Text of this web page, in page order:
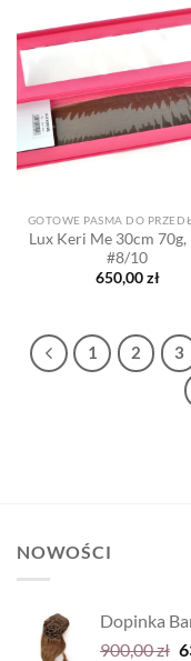
Lux Keri Me 30cm
#8/10
650,00zł
1 2 3
NOWOŚCI
Dopinka
900,00zł